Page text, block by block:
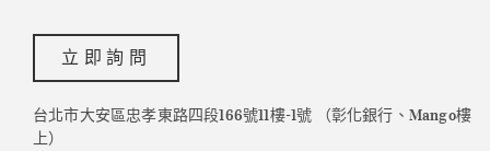
立即詢問
台北市大安區忠孝東路四段166號11樓-1號 （彰化銀行、Mango樓
上）